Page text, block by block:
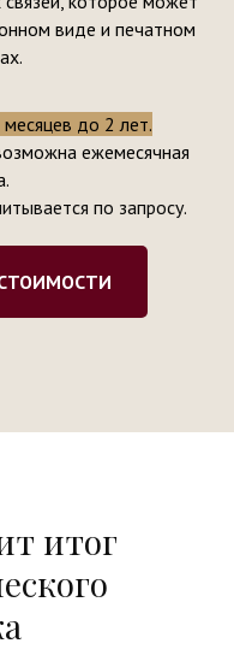
виде и печатном
до 2 лет.
ежемесячная
по запросу.
итог